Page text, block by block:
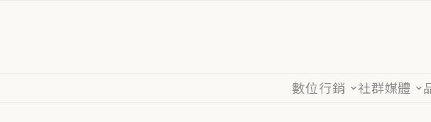
數位行銷 社群媒體